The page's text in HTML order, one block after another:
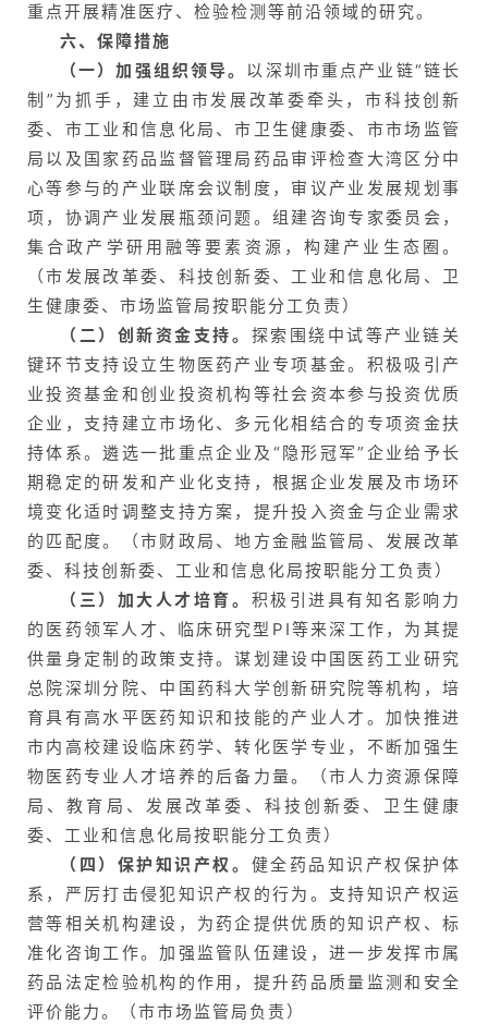
重点开展精准医疗、检验检测等前沿领域的研究。
六、保障措施
（一）加强组织领导。 以深圳市重点产业链“链长
制”为抓手，建立由市发展改革委牵头，市科技创新
委、市工业和信息化局、市卫生健康委、市市场监管
局以及国家药品监督管理局药品审评检查大湾区分中
心等参与的产业联席会议制度，审议产业发展规划事
项，协调产业发展瓶颈问题。组建咨询专家委员会，
集合政产学研用融等要素资源，构建产业生态圈。
（市发展改革委、科技创新委、工业和信息化局、卫
生健康委、市场监管局按职能分工负责）
（二）创新资金支持。 探索围绕中试等产业链关
键环节支持设立生物医药产业专项基金。积极吸引产
业投资基金和创业投资机构等社会资本参与投资优质
企业，支持建立市场化、多元化相结合的专项资金扶
持体系。遴选一批重点企业及“隐形冠军”企业给予长
期稳定的研发和产业化支持，根据企业发展及市场环
境变化适时调整支持方案，提升投入资金与企业需求
的匹配度。（市财政局、地方金融监管局、发展改革
委、科技创新委、工业和信息化局按职能分工负责）
（三）加大人才培育。 积极引进具有知名影响力
的医药领军人才、临床研究型PI等来深工作，为其提
供量身定制的政策支持。谋划建设中国医药工业研究
总院深圳分院、中国药科大学创新研究院等机构，培
育具有高水平医药知识和技能的产业人才。加快推进
市内高校建设临床药学、转化医学专业，不断加强生
物医药专业人才培养的后备力量。（市人力资源保障
局、教育局、发展改革委、科技创新委、卫生健康
委、工业和信息化局按职能分工负责）
（四）保护知识产权。 健全药品知识产权保护体
系，严厉打击侵犯知识产权的行为。支持知识产权运
营等相关机构建设，为药企提供优质的知识产权、标
准化咨询工作。加强监管队伍建设，进一步发挥市属
药品法定检验机构的作用，提升药品质量监测和安全
评价能力。（市市场监管局负责）